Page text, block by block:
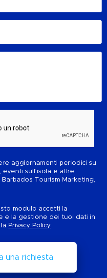
aggiornamenti periodici su
eventi sull'isola e altre
Tourism Marketing,
modulo accetti la
e la gestione dei tuoi dati in
Privacy Policy